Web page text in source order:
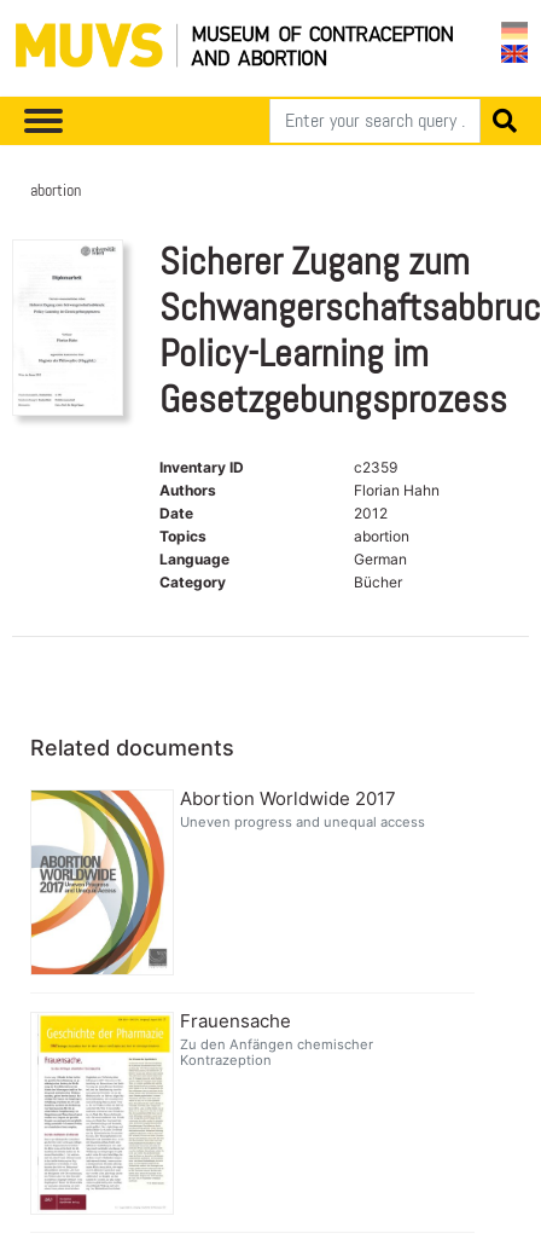
abortion
Sicherer Zugang zum
Policy-Learning im
Gesetzgebungsprozess
Inventary ID
c2359
Authors
Florian Hahn
Date
2012
Topics
abortion
Language
German
Category
Bücher
Related documents
Abortion Worldwide 2017
Uneven progress and unequal access
Frauensache
Zu den Anfängen chemischer
Kontrazeption